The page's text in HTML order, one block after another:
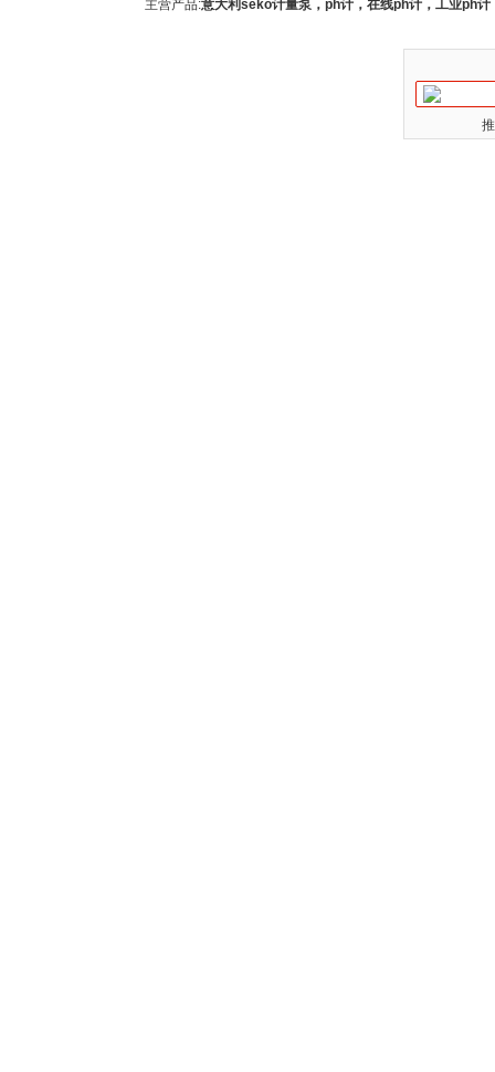
主营产品:意大利seko计量泵，ph计，在线ph计，工业ph